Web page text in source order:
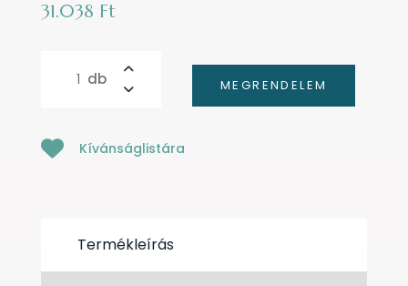
31.038 Ft
Kívánságlistára
Termékleírás